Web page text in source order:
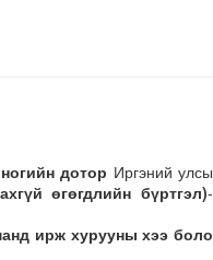
дотор Иргэний
өгөгдлийн бүртгэл)
ирж хурууны хээ